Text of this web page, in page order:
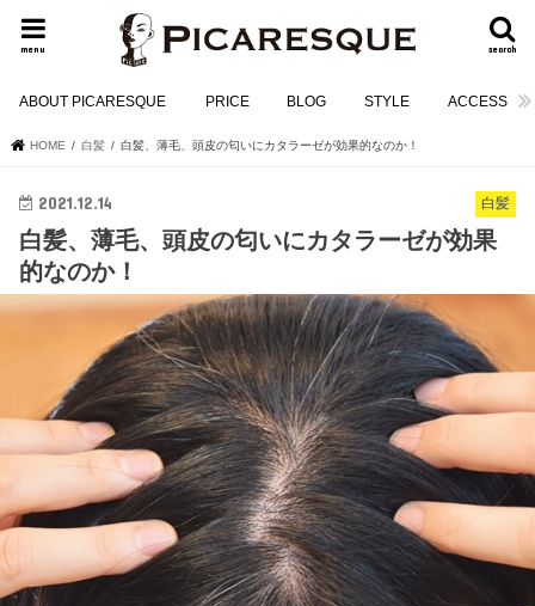
search
menu
ABOUT PICARESQUE PRICE BLOG STYLE ACCESS
HOME 白髪 白髪、薄毛、頭皮の匂いにカタラーゼが効果的なのか！
白髪
2021.12.14
白髪、薄毛、頭皮の匂いにカタラーゼが効果
的なのか！